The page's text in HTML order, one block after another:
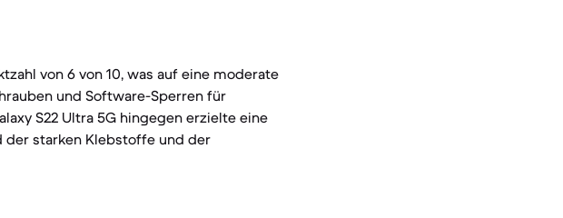
von 6 von 10, was auf eine moderate
und Software-Sperren für
S22 Ultra 5G hingegen erzielte eine
der starken Klebstoffe und der